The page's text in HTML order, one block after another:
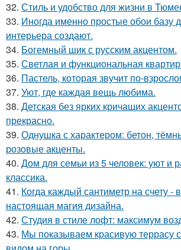
32. Стиль и удобство для жизни в
33. Иногда именно простые обои базу
интерьера создают.
34. Богемный шик с русским акцентом.
35. Светлая и функциональная
36. Пастель, которая звучит по-
37. Уют, где каждая вещь любима.
38. Детская без ярких кричащих
прекрасно.
39. Однушка с характером: бетон,
розовые акценты.
40. Дом для семьи из 5 человек: уют и
классика.
41. Когда каждый сантиметр на счету -
настоящая магия дизайна.
42. Студия в стиле лофт: максимум
43. Мы показываем красивую террасу